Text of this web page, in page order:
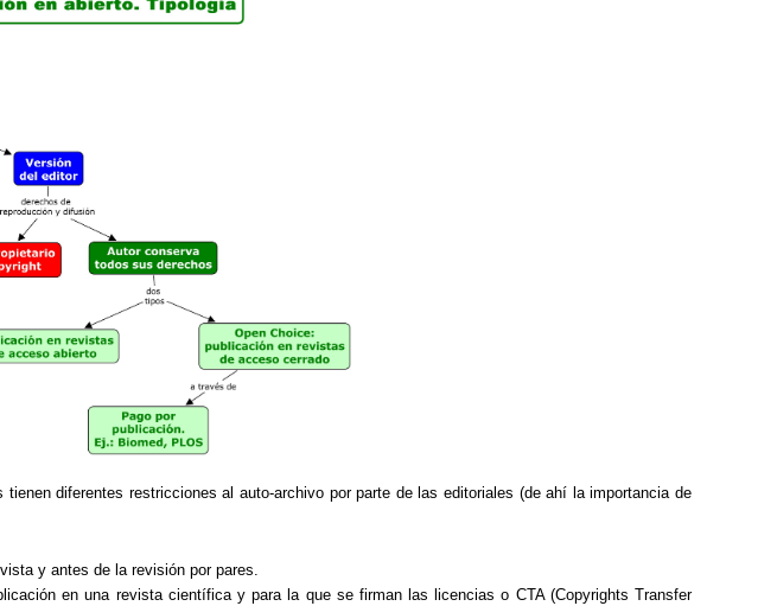
diferentes restricciones al auto-archivo por parte de las editoriales (de ahí la importancia de
y antes de la revisión por pares.
en una revista científica y para la que se firman las licencias o CTA (Copyrights Transfer